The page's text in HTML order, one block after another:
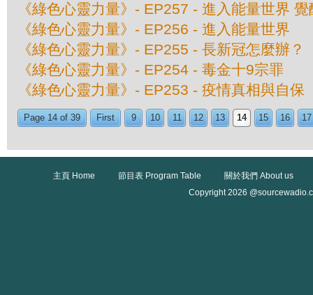
《綠色心靈力量》- EP257 - 進入能量世界
《綠色心靈力量》- EP256 - 進入能量世界
《綠色心靈力量》- EP255 - 長新冠怎麼辦？
《綠色心靈力量》- EP254 - 毒金十9宗罪
《綠色心靈力量》- EP253 - 疫情真相與自保
Page 14 of 39 First 9 10 11 12 13 14 15 16 17
主頁 Home 節目表 Program Table
關於我們 About us
Copyright 2026